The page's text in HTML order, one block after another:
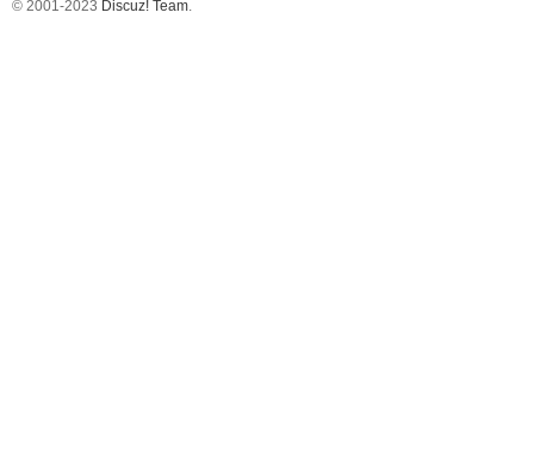
© 2001-2023 Discuz! Team.